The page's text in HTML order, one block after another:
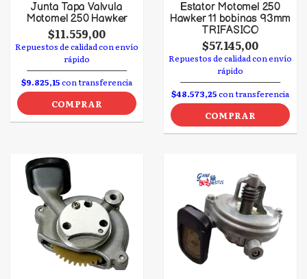
Junta Tapa Valvula
Motomel 250 Hawker
$11.559,00
Repuestos de calidad con envío
rápido
$9.825,15con transferencia
COMPRAR
Estator Motomel 250
Hawker 11 bobinas 93mm
TRIFASICO
$57.145,00
Repuestos de calidad con envío
rápido
$48.573,25con transferencia
COMPRAR